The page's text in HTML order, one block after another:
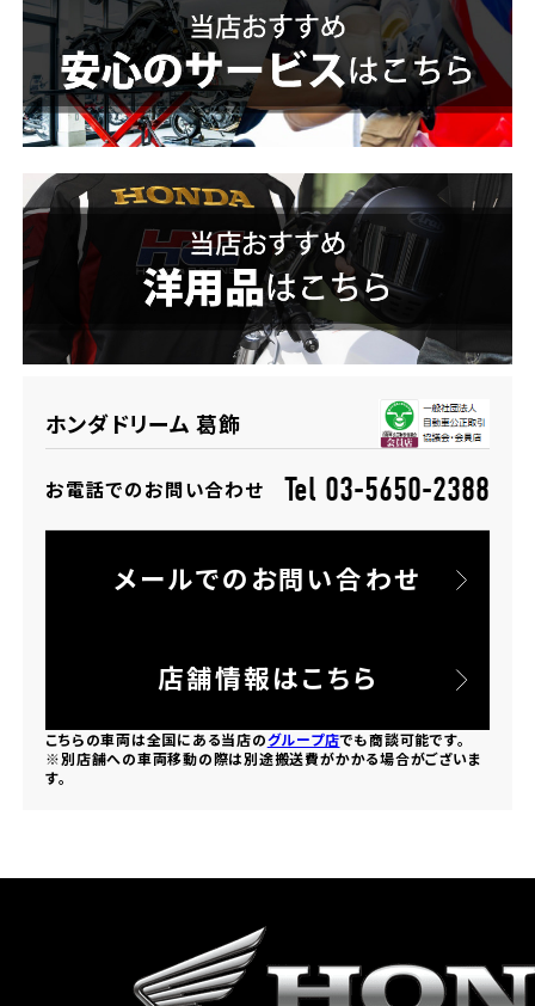
ホンダドリーム 葛飾
お電話でのお問い合わせ Tel 03-5650-2388
メールでのお問い合わせ
店舗情報はこちら
こちらの車両は全国にある当店のグループ店でも商談可能です。
※別店舗への車両移動の際は別途搬送費がかかる場合がございま
す。
ホンダドリーム 横浜緑
千葉県
ホンダドリーム 船橋
ホンダドリーム 松戸
ホンダドリーム 蘇我
ホンダドリーム ふかや花園
ホンダドリーム 所沢
ホンダドリーム 姫路
ホンダドリーム 西宮甲子園
奈良県
ホンダドリーム 奈良